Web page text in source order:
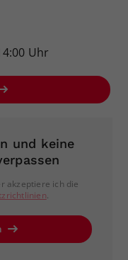
Uhr
und keine
akzeptiere ich die
.